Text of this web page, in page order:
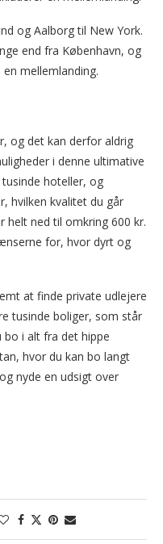
og Aalborg til New York.
end fra København, og
mellemlanding.
og det kan derfor aldrig
i denne ultimative
hoteller, og
hvilken kvalitet du går
helt ned til omkring 600 kr.
for, hvor dyrt og
at finde private udlejere
tusinde boliger, som står
bo i alt fra det hippe
hvor du kan bo langt
nyde en udsigt over